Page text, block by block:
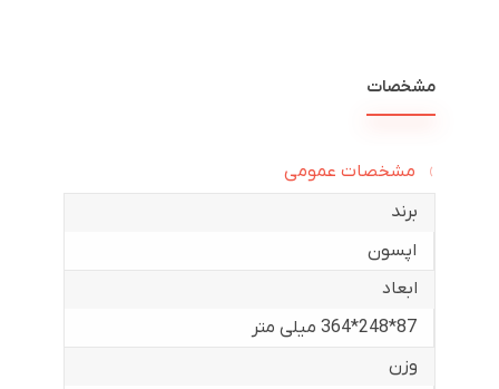
مشخصات
مشخصات عمومی
برند
اپسون
ابعاد
87*248*364 میلی متر
وزن